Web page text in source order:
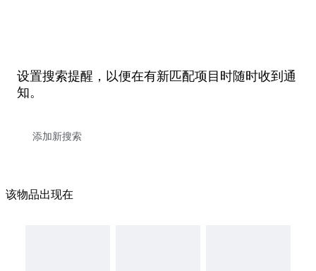
设置搜索提醒，以便在有新匹配项目时随时收到通
知。
该物品出现在